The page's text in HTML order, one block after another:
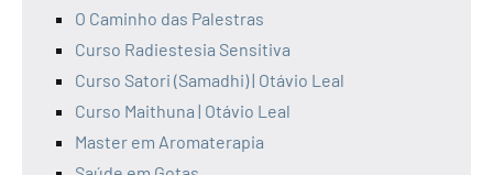
O Caminho das Palestras
Curso Radiestesia Sensitiva
Curso Satori (Samadhi) | Otávio Leal
Curso Maithuna | Otávio Leal
Master em Aromaterapia